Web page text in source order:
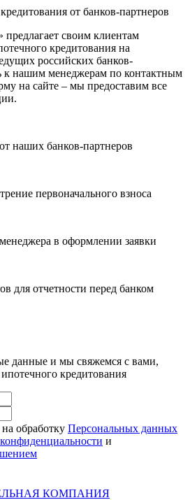
от банков-партнеров
своим клиентам
кредитования на
российских банков-
к нашим менеджерам по контактным
на сайте – мы предоставим все
наших банков-партнеров
первоначального взноса
в оформлении заявки
для отчетности перед банком
данные и мы свяжемся с вами,
кредитования
обработку Персональных данных
и
КОМПАНИЯ